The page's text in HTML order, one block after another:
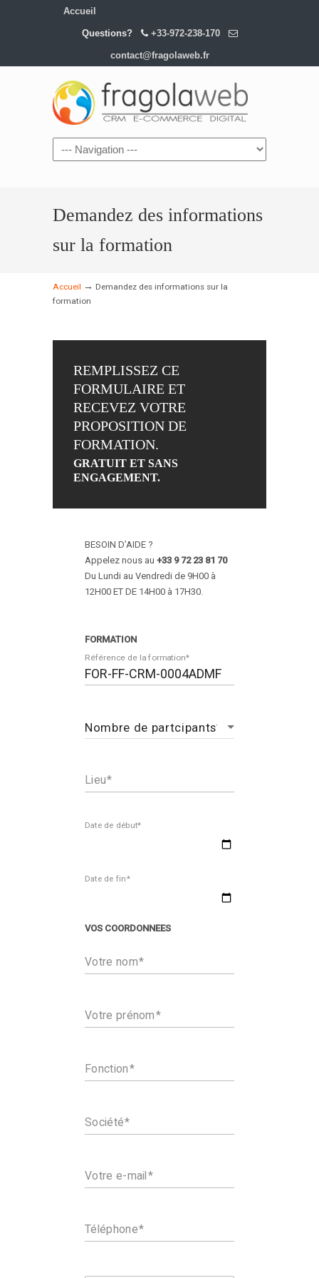
Accueil
Questions? +33-972-238-170
contact@fragolaweb.fr
Demandez des informations
sur la formation
Accueil → Demandez des informations sur la
formation
REMPLISSEZ CE
FORMULAIRE ET
RECEVEZ VOTRE
PROPOSITION DE
FORMATION.
GRATUIT ET SANS
ENGAGEMENT.
BESOIN D’AIDE ?
Appelez nous au +33 9 72 23 81 70
Du Lundi au Vendredi de 9H00 à
12H00 ET DE 14H00 à 17H30.
FORMATION
Référence de la formation
Lieu
Date de début*
Date de fin*
VOS COORDONNEES
Votre nom
Votre prénom
Fonction
Société
Votre e-mail
Téléphone